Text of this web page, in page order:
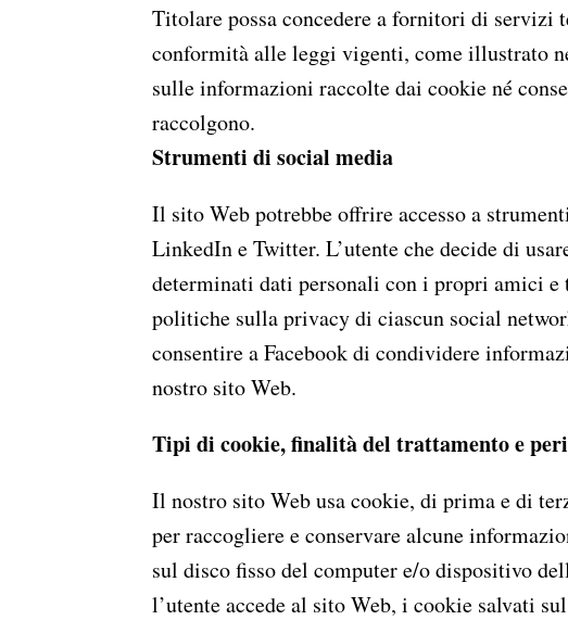
Titolare possa concedere a fornitori di
conformità alle leggi vigenti, come illustrato
sulle informazioni raccolte dai cookie né
raccolgono.
Strumenti di social media
Il sito Web potrebbe offrire accesso a
LinkedIn e Twitter. L’utente che decide di
determinati dati personali con i propri amici
politiche sulla privacy di ciascun social
consentire a Facebook di condividere
nostro sito Web.
Tipi di cookie, finalità del trattamento e
Il nostro sito Web usa cookie, di prima e di
per raccogliere e conservare alcune
sul disco fisso del computer e/o dispositivo
l’utente accede al sito Web, i cookie salvati